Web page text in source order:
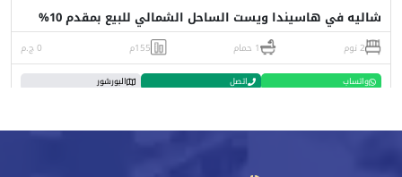
شاليه في هاسيندا ويست الساحل الشمالي للبيع بمقدم 10%
2 نوم 1 حمام 155م 0 ج.م
واتساب اتصل البورشور